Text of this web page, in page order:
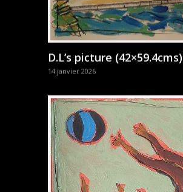
D.L’s picture (42×59.4cms)
14 janvier 2026